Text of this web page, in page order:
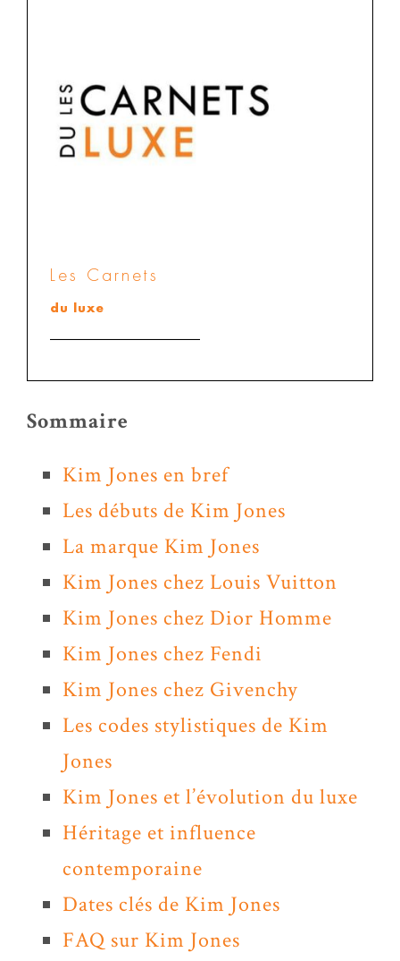
Les Carnets
du luxe
Sommaire
Kim Jones en bref
Les débuts de Kim Jones
La marque Kim Jones
Kim Jones chez Louis Vuitton
Kim Jones chez Dior Homme
Kim Jones chez Fendi
Kim Jones chez Givenchy
Les codes stylistiques de Kim
Jones
Kim Jones et l’évolution du luxe
Héritage et influence
contemporaine
Dates clés de Kim Jones
FAQ sur Kim Jones